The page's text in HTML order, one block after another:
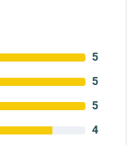
5
5
5
4